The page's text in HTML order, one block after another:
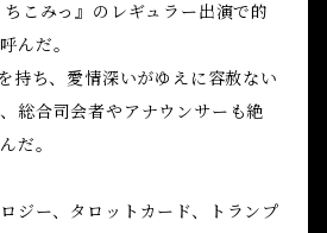
こみっ』のレギュラー出演で的
んだ。
持ち、愛情深いがゆえに容赦ない
総合司会者やアナウンサーも絶
だ。
ジー、タロットカード、トランプ